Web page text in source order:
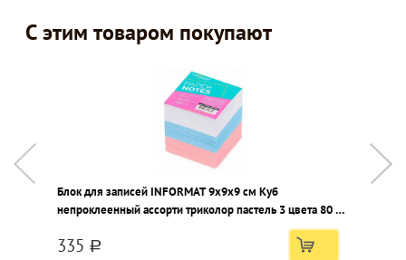
С этим товаром покупают
Блок для записей INFORMAT 9х9х9 см Куб
непроклеенный ассорти триколор пастель 3 цвета 80 г/
335 a